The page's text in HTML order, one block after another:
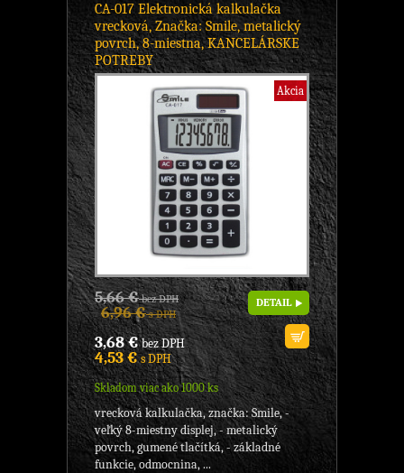
CA-017 Elektronická kalkulačka
vrecková, Značka: Smile, metalický
povrch, 8-miestna, KANCELÁRSKE
POTREBY
Akcia
5,66 €bez DPH
6,96 €s DPH
3,68 €bez DPH
4,53 €s DPH
Skladom viac ako 1000 ks
DETAIL
vrecková kalkulačka, značka: Smile, -
veľký 8-miestny displej, - metalický
povrch, gumené tlačítká, - základné
funkcie, odmocnina, ...